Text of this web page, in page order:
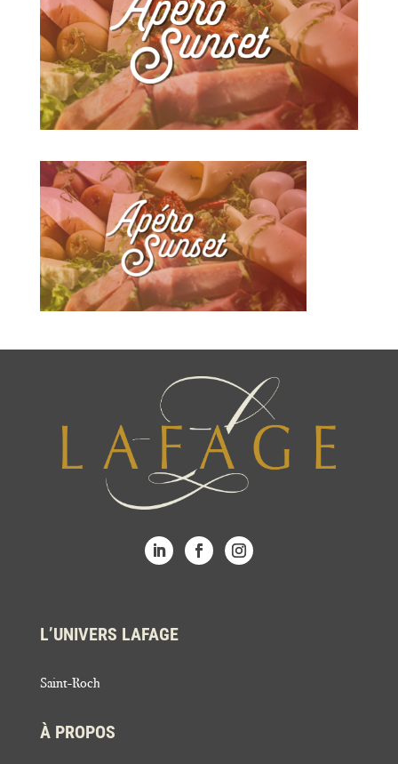
L’UNIVERS LAFAGE
Saint-Roch
À PROPOS